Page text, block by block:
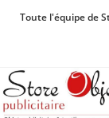
Toute l'équipe de